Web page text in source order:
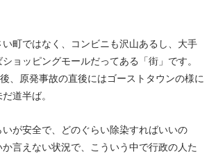
町ではなく、コンビニも沢山あるし、大手
ョッピングモールだってある「街」です。
、原発事故の直後にはゴーストタウンの様に
道半ば。
いが安全で、どのぐらい除染すればいいの
言えない状況で、こういう中で行政の人た